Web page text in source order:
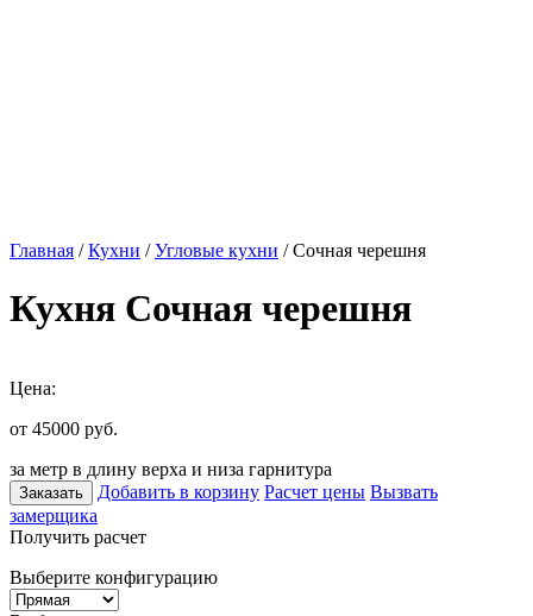
Главная /Кухни /Угловые кухни / Сочная черешня
Кухня Сочная черешня
Цена:
от 45000 руб.
за метр в длину верха и низа гарнитура
Заказать Добавить в корзину Расчет цены Вызвать
замерщика
Получить расчет
Выберите конфигурацию